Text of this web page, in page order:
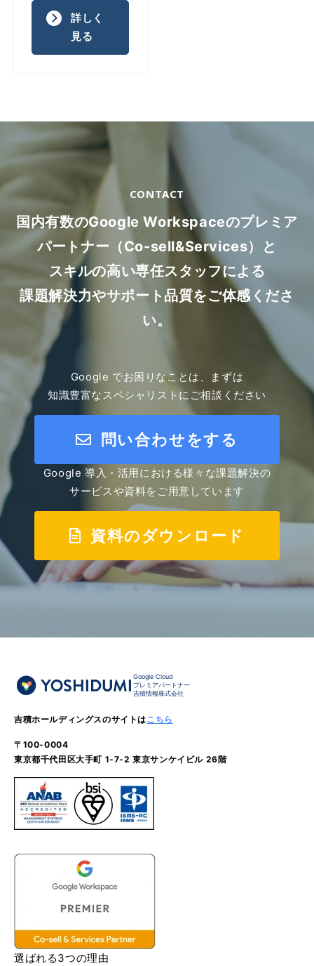
詳しく
見る
CONTACT
国内有数のGoogle Workspaceのプレミア
パートナー（Co-sell&Services）と
スキルの高い専任スタッフによる
課題解決力やサポート品質をご体感くださ
い。
Google でお困りなことは、まずは
知識豊富なスペシャリストにご相談ください
問い合わせをする
Google 導入・活用における様々な課題解決の
サービスや資料をご用意しています
資料のダウンロード
Google Cloud
プレミアパートナー
吉積情報株式会社
吉積ホールディングスのサイトはこちら
〒100-0004
東京都千代田区大手町 1-7-2 東京サンケイビル 26階
選ばれる3つの理由